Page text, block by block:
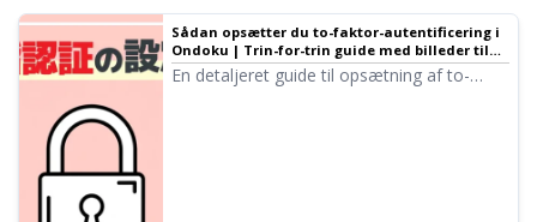
Sådan opsætter du to-faktor-autentificering i
Ondoku | Trin-for-trin guide med billeder til
aktivering og deaktivering | Ondoku tekst-til-
tale-software
En detaljeret guide til opsætning af to-